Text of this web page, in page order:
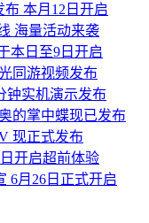
本月12日开启
海量活动来袭
本日至9日开启
同游视频发布
钟实机演示发布
的掌中蝶现已发布
现正式发布
开启超前体验
6月26日正式开启